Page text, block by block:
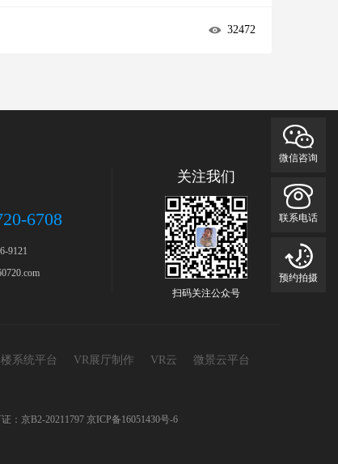
微信咨询
联系电话
预约拍摄
32472
6708
9121
关注我们
扫码关注公众号
系统平台 VR展厅制作 VR云
微景云平台
：京B2-20211797 京ICP备16051430号-6